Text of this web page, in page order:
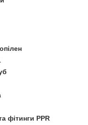
фітинги PPR